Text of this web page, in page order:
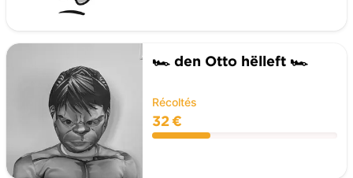
🏎️ den Otto hëlleft 🏎️
Récoltés
32 €